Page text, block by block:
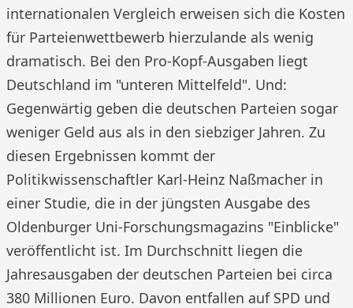
internationalen Vergleich erweisen sich die Kosten
für Parteienwettbewerb hierzulande als wenig
dramatisch. Bei den Pro-Kopf-Ausgaben liegt
Deutschland im "unteren Mittelfeld". Und:
Gegenwärtig geben die deutschen Parteien sogar
weniger Geld aus als in den siebziger Jahren. Zu
diesen Ergebnissen kommt der
Politikwissenschaftler Karl-Heinz Naßmacher in
einer Studie, die in der jüngsten Ausgabe des
Oldenburger Uni-Forschungsmagazins "Einblicke"
veröffentlicht ist. Im Durchschnitt liegen die
Jahresausgaben der deutschen Parteien bei circa
380 Millionen Euro. Davon entfallen auf SPD und